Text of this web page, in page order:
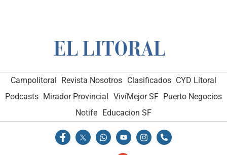
Campolitoral Revista Nosotros Clasificados CYD Litoral
Podcasts Mirador Provincial VivíMejor SF Puerto Negocios
Notife Educacion SF